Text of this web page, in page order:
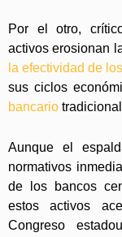
Por el otro,
activos erosionan
la efectividad de
sus ciclos
bancario
Aunque el
normativos
de los bancos
estos activos
Congreso